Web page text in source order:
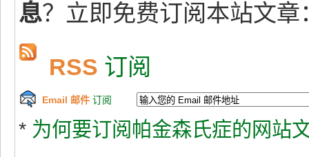
息？立即免费订阅本站文章
RSS 订阅
Email 邮件 订阅
* 为何要订阅帕金森氏症的网站